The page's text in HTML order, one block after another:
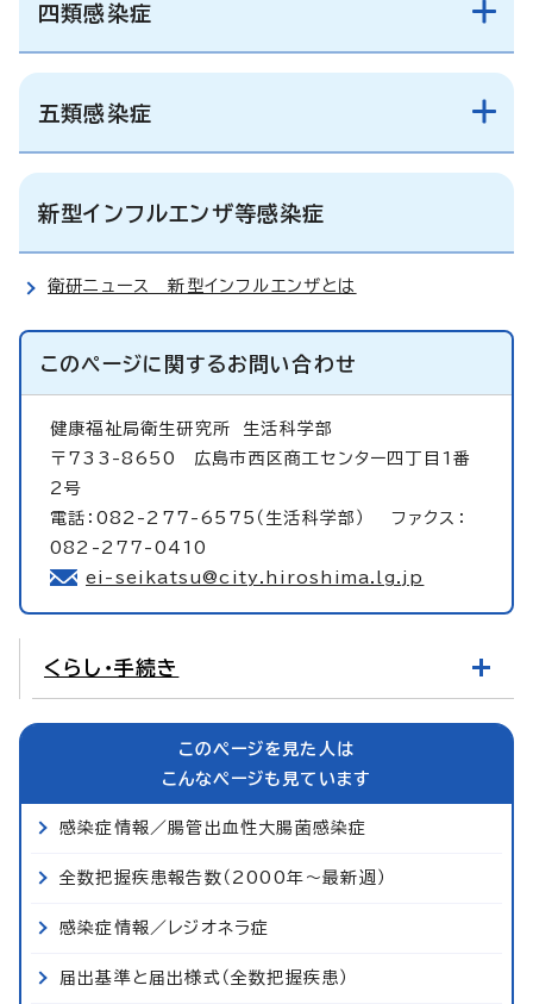
四類感染症
五類感染症
新型インフルエンザ等感染症
衛研ニュース 新型インフルエンザとは
このページに関するお問い合わせ
健康福祉局衛生研究所 生活科学部
〒733-8650 広島市西区商工センター四丁目1番
2号
電話：082-277-6575（生活科学部） ファクス：
082-277-0410
ei-seikatsu@city.hiroshima.lg.jp
くらし・手続き
このページを見た人は
こんなページも見ています
感染症情報／腸管出血性大腸菌感染症
全数把握疾患報告数（2000年～最新週）
感染症情報／レジオネラ症
届出基準と届出様式（全数把握疾患）